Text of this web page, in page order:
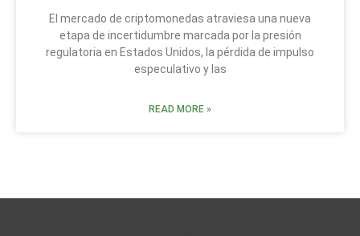
El mercado de criptomonedas atraviesa una nueva
etapa de incertidumbre marcada por la presión
regulatoria en Estados Unidos, la pérdida de impulso
especulativo y las
READ MORE »